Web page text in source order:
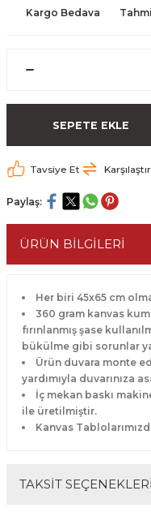
Kargo Bedava
SEPETE EKLE
Tavsiye Et Karşılaştır
Paylaş:
ÜRÜN BİLGİLERİ
Her biri 45x65 cm
360 gram kanvas
fırınlanmış şase
bükülme gibi sorunlar
Ürün duvara monte
yardımıyla duvarınıza
İç mekan baskı
ile üretilmiştir.
Kanvas
TAKSİT SEÇENEKLERİ